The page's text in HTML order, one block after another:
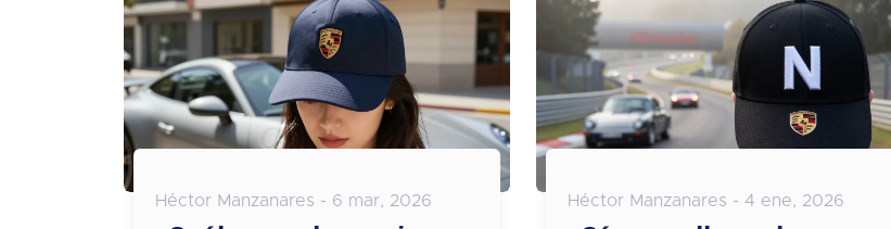
Héctor Manzanares - 6 mar, 2026 Héctor Manzanares - 4 ene, 2026